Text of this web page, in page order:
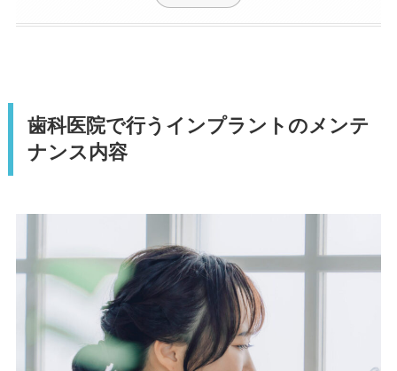
歯科医院で行うインプラントのメンテ
ナンス内容